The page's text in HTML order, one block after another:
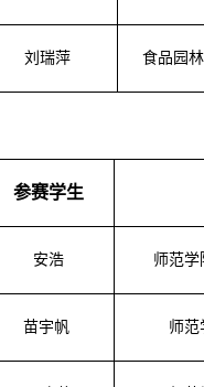
刘瑞萍 食品园
参赛学生
安浩 师范学
苗宇帆 师范